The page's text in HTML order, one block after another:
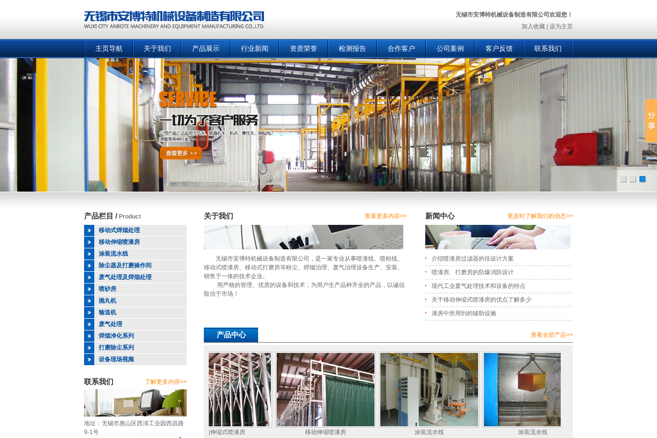
无锡市安博特机械设备制造有限公司欢迎您！
加入收藏
设为主页
主页导航 关于我们 产品展示 行业新闻 资质荣誉 检测报告 合作客户 公司案例 客户反馈 联系我们
产品栏目 / Product
移动式焊烟处理
移动伸缩喷漆房
涂装流水线
除尘器及打磨操作间
废气处理及焊烟处理
喷砂房
抛丸机
输送机
废气处理
焊烟净化系列
打磨除尘系列
设备现场视频
联系我们 了解更多内容>>
地址：无锡市惠山区西漳工业园西昌路
9-1号
关于我们 查看更多内容>>
无锡市安博特机械设备制造有限公司，是一家专业从事喷漆线、喷粉线、
移动式喷漆房、移动式打磨房等粉尘、焊烟治理、废气治理设备生产、安装、
销售于一体的技术企业。
用严格的管理、优质的设备和技术，为用户生产品种齐全的产品，以诚信
取信于市场！
新闻中心 更及时了解我们的动态>>
介绍喷漆房过滤器的佳设计方案
喷漆房、打磨房的防爆消防设计
现代工业废气处理技术和设备的特点
关于移动伸缩式喷漆房的优点了解多少
漆房中所用到的辅助设施
产品中心 查看全部产品>>
移动伸缩式喷漆房 移动伸缩式喷漆房 移动伸缩喷漆房 涂装流水线 涂装流水线